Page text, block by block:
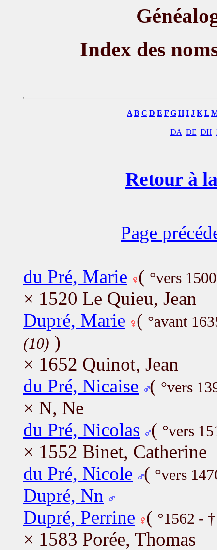
Index des
A B C D E F G H I J K L
DA DE DH
Retour à
Page
du Pré, Marie ( °vers
× 1520 Le Quieu, Jean
Dupré, Marie ( °avant
(10) )
× 1652 Quinot, Jean
du Pré, Nicaise ( °vers
× N, Ne
du Pré, Nicolas ( °vers
× 1552 Binet, Catherine
du Pré, Nicole ( °vers
Dupré, Nn
Dupré, Perrine ( °1562 -
× 1583 Porée, Thomas